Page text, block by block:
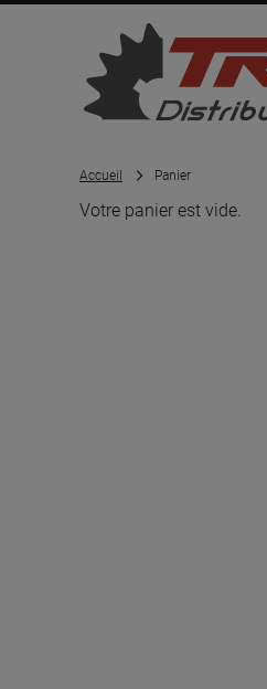
Accueil Panier
Votre panier est vide.